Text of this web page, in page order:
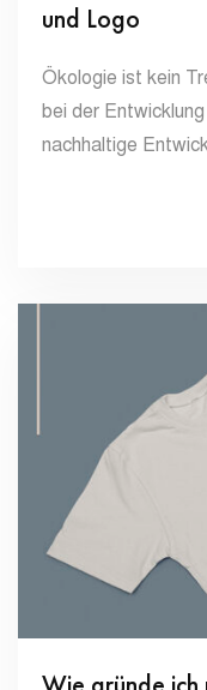
und Logo
Ökologie ist kein
bei der
nachhaltige